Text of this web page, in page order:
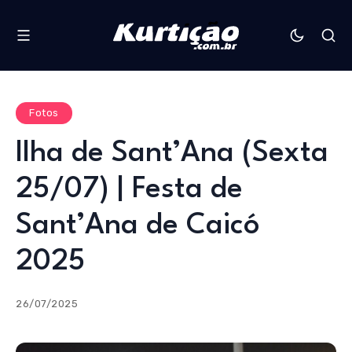
Fotos
Ilha de Sant’Ana (Sexta
25/07) | Festa de
Sant’Ana de Caicó
2025
26/07/2025